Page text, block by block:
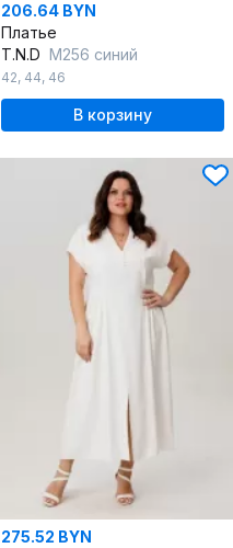
206.64 BYN
Платье
T.N.D М256 синий
42, 44, 46
В корзину
275.52 BYN